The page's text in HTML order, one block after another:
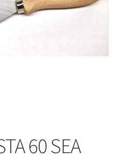
60 SEA